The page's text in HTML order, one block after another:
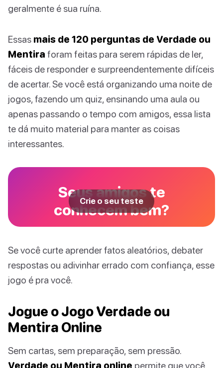
geralmente é sua ruína.
Essas mais de 120 perguntas de Verdade ou
Mentira foram feitas para serem rápidas de ler,
fáceis de responder e surpreendentemente difíceis
de acertar. Se você está organizando uma noite de
jogos, fazendo um quiz, ensinando uma aula ou
apenas passando o tempo com amigos, essa lista
te dá muito material para manter as coisas
interessantes.
Seus amigos te
conhecem bem?
Crie o seu teste
Se você curte aprender fatos aleatórios, debater
respostas ou adivinhar errado com confiança, esse
jogo é pra você.
Jogue o Jogo Verdade ou
Mentira Online
Sem cartas, sem preparação, sem pressão.
Verdade ou Mentira online permite que você